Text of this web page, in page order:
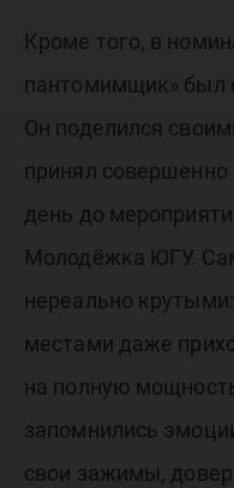
Кроме того, в
пантомимщик» был
Он поделился
принял совершенно
день до
Молодёжка ЮГУ.
нереально
местами даже
на полную
запомнились
свои зажимы,